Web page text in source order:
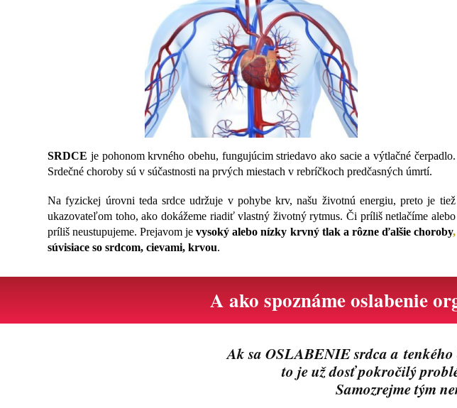
SRDCE je pohonom krvného obehu, fungujúcim striedavo ako sacie a výtlačné čerpadlo.
Srdečné choroby sú v súčastnosti na prvých miestach v rebríčkoch predčasných úmrtí.
Na fyzickej úrovni teda srdce udržuje v pohybe krv, našu životnú energiu, preto je tiež
ukazovateľom toho, ako dokážeme riadiť vlastný životný rytmus. Či príliš netlačíme alebo
príliš neustupujeme. Prejavom je vysoký alebo nízky krvný tlak a rôzne ďalšie choroby,
súvisiace so srdcom, cievami, krvou.
A ako spoznáme oslabenie
Ak sa OSLABENIE srdca a
to je už dosť pokročilý
Samozrejme tým